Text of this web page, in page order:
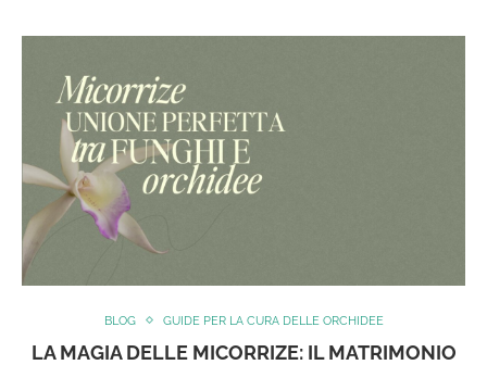
BLOG GUIDE PER LA CURA DELLE ORCHIDEE
LA MAGIA DELLE MICORRIZE: IL MATRIMONIO